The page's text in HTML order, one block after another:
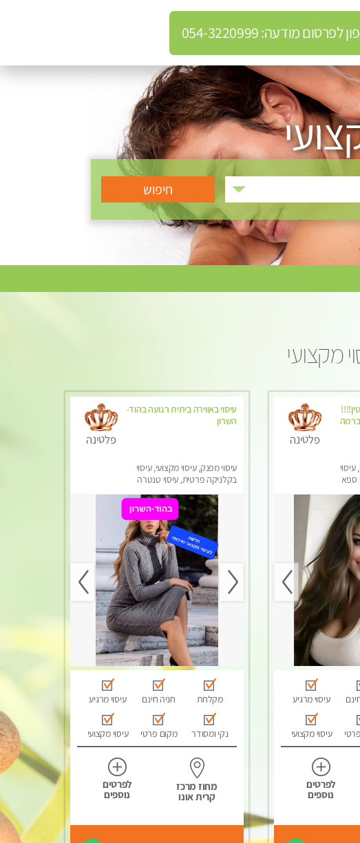
לפרסום מודעה: 054-3220999
מקצועי
ברמה
ספא
פלטינה
עיסוי מרגיע
עיסוי מקצועי
לפרטים
נוספים
עיסוי באווירה ביתית רגועה בהוד-
השרון
עיסוי מפנק, עיסוי מקצועי, עיסוי
בקלניקה פרטית, עיסוי טנטרה
פלטינה
מקלחת חניה חינם עיסוי מרגיע
נקי ומסודר מקום פרטי עיסוי מקצועי
מחוז מרכז
קרית אונו
לפרטים
נוספים